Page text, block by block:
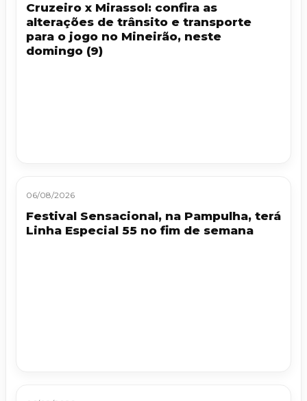
Cruzeiro x Mirassol: confira as
alterações de trânsito e transporte
para o jogo no Mineirão, neste
domingo (9)
06/08/2026
Festival Sensacional, na Pampulha, terá
Linha Especial 55 no fim de semana